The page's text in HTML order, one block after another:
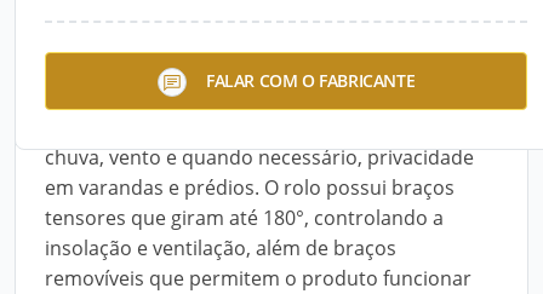
FALAR COM O FABRICANTE
Descrição do Produto
Os Rolôs externos 800 e 900 são ideais para
varandas, terraços, sacadas e fechamentos de
chuva, vento e quando necessário, privacidade
em varandas e prédios. O rolo possui braços
tensores que giram até 180°, controlando a
insolação e ventilação, além de braços
removíveis que permitem o produto funcionar